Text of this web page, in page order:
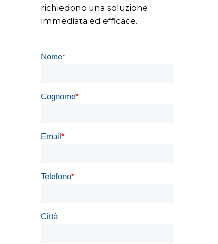
richiedono una soluzione
immediata ed efficace.